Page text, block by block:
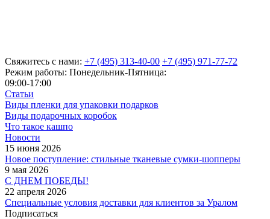
Свяжитесь с нами: +7 (495) 313-40-00 +7 (495) 971-77-72
Режим работы: Понедельник-Пятница:
09:00-17:00
Статьи
Виды пленки для упаковки подарков
Виды подарочных коробок
Что такое кашпо
Новости
15 июня 2026
Новое поступление: стильные тканевые сумки-шопперы
9 мая 2026
С ДНЕМ ПОБЕДЫ!
22 апреля 2026
Специальные условия доставки для клиентов за Уралом
Подписаться